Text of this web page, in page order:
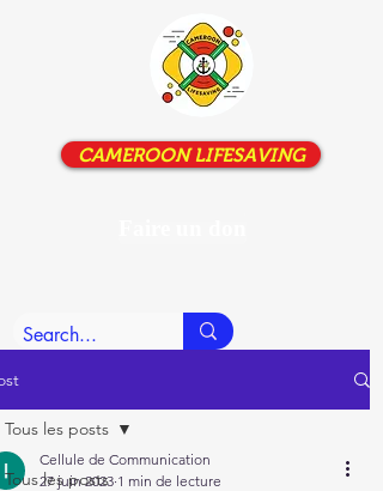
CAMEROON LIFESAVING
Tous les posts
Tous les posts
Cellule de Communication
27 juin 2023 1 min de lecture